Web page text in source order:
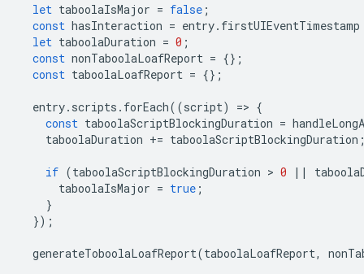
let taboolaIsMajor = false ;
const hasInteraction = entry. firstUIEventTimestamp
let taboolaDuration = 0 ;
const nonTaboolaLoafReport = {};
const taboolaLoafReport = {};
entry. scripts . forEach((script) => {
const taboolaScriptBlockingDuration =
taboolaDuration += taboolaScriptBlockingDuration
if (taboolaScriptBlockingDuration > 0 ||
taboolaIsMajor = true ;
}
});
generateToboolaLoafReport(taboolaLoafReport,